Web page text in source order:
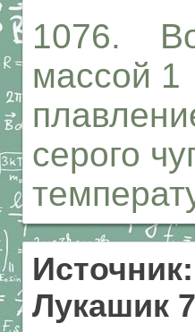
1076. Во
массой 1
серого
Лукашик